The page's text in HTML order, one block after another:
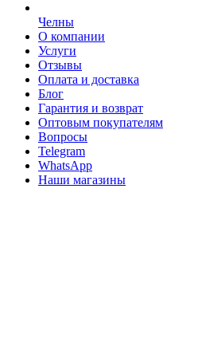
Челны
О компании
Услуги
Отзывы
Оплата и доставка
Блог
Гарантия и возврат
Оптовым покупателям
Вопросы
Telegram
WhatsApp
Наши магазины